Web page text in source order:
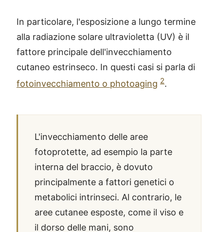
In particolare, l'esposizione a lungo termine
alla radiazione solare ultravioletta (UV) è il
fattore principale dell'invecchiamento
cutaneo estrinseco. In questi casi si parla di
fotoinvecchiamento o photoaging 2.
L'invecchiamento delle aree
fotoprotette, ad esempio la parte
interna del braccio, è dovuto
principalmente a fattori genetici o
metabolici intrinseci. Al contrario, le
aree cutanee esposte, come il viso e
il dorso delle mani, sono